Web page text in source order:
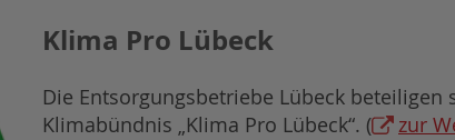
Klima Pro Lübeck
Die Entsorgungsbetriebe Lübeck
Klimabündnis „Klima Pro Lübeck“. (
zur